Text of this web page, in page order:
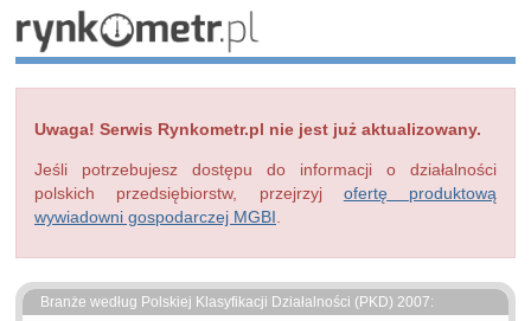
Uwaga! Serwis Rynkometr.pl nie jest już aktualizowany.
Jeśli potrzebujesz dostępu do informacji o działalności
polskich przedsiębiorstw, przejrzyj ofertę produktową
wywiadowni gospodarczej MGBI
Branże według Polskiej Klasyfikacji Działalności (PKD) 2007: